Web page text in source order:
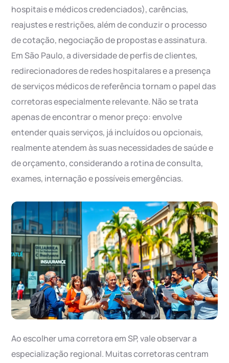
hospitais e médicos credenciados), carências,
reajustes e restrições, além de conduzir o processo
de cotação, negociação de propostas e assinatura.
Em São Paulo, a diversidade de perfis de clientes,
redirecionadores de redes hospitalares e a presença
de serviços médicos de referência tornam o papel das
corretoras especialmente relevante. Não se trata
apenas de encontrar o menor preço: envolve
entender quais serviços, já incluídos ou opcionais,
realmente atendem às suas necessidades de saúde e
de orçamento, considerando a rotina de consulta,
exames, internação e possíveis emergências.
Ao escolher uma corretora em SP, vale observar a
especialização regional. Muitas corretoras centram